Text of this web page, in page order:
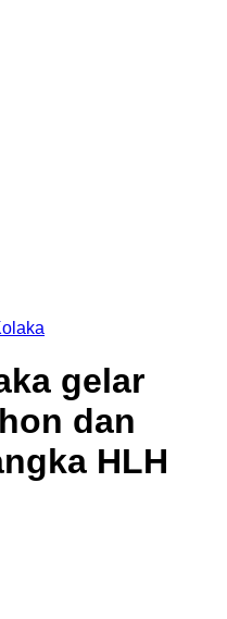
gelar
dan
HLH